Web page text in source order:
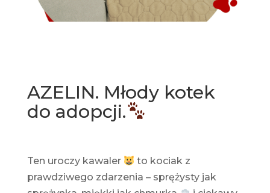
AZELIN. Młody kotek
do adopcji.
Ten uroczy kawaler
to kociak z
prawdziwego zdarzenia – sprężysty jak